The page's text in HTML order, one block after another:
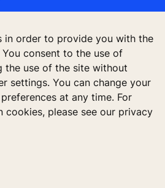
in order to provide you with the
consent to the use of
the use of the site without
settings. You can change your
at any time. For
please see our privacy